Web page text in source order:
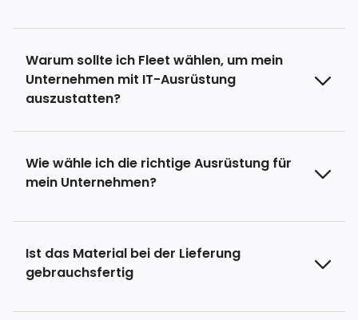
Warum sollte ich Fleet wählen, um mein
Unternehmen mit IT-Ausrüstung
auszustatten?
Wie wähle ich die richtige Ausrüstung für
mein Unternehmen?
Ist das Material bei der Lieferung
gebrauchsfertig